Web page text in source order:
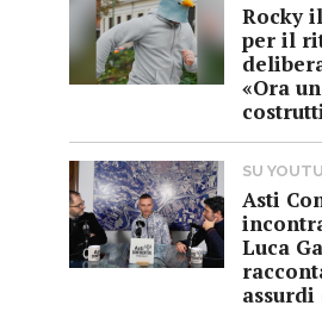
Rocky
per il
«Ora
SU
Asti
Luca